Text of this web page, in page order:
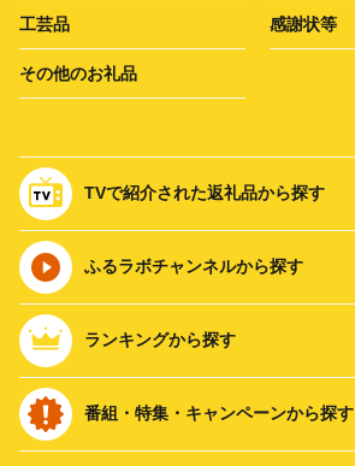
工芸品 感謝状等
その他のお礼品
TVで紹介された返礼品から探す
ふるラボチャンネルから探す
ランキングから探す
番組・特集・キャンペーンから探す